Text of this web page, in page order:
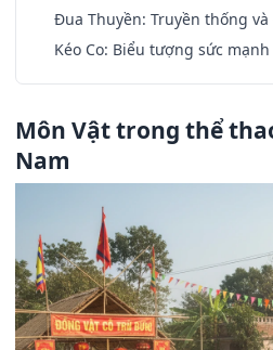
Đua Thuyền: Truyền thống
Kéo Co: Biểu tượng sức
Môn Vật trong thể
Nam